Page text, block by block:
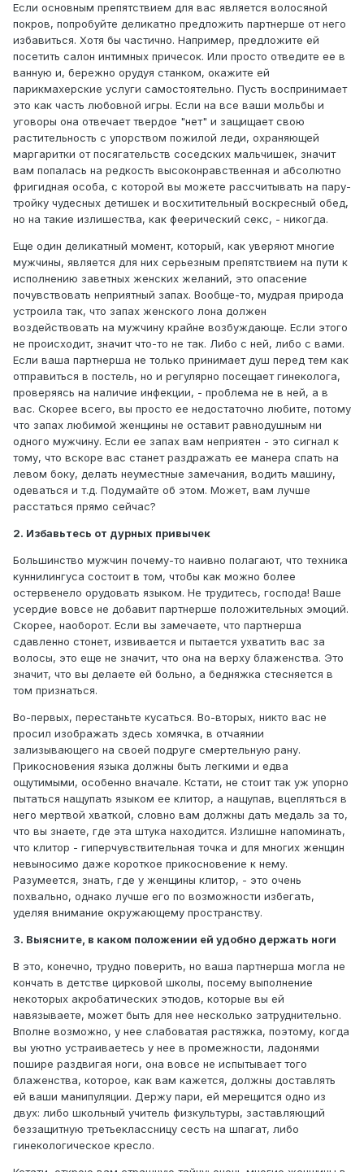
Если основным препятствием для вас является волосяной
покров, попробуйте деликатно предложить партнерше от него
избавиться. Хотя бы частично. Например, предложите ей
посетить салон интимных причесок. Или просто отведите ее в
ванную и, бережно орудуя станком, окажите ей
парикмахерские услуги самостоятельно. Пусть воспринимает
это как часть любовной игры. Если на все ваши мольбы и
уговоры она отвечает твердое "нет" и защищает свою
растительность с упорством пожилой леди, охраняющей
маргаритки от посягательств соседских мальчишек, значит
вам попалась на редкость высоконравственная и абсолютно
фригидная особа, с которой вы можете рассчитывать на пару-
тройку чудесных детишек и восхитительный воскресный обед,
но на такие излишества, как феерический секс, - никогда.
Еще один деликатный момент, который, как уверяют многие
мужчины, является для них серьезным препятствием на пути к
исполнению заветных женских желаний, это опасение
почувствовать неприятный запах. Вообще-то, мудрая природа
устроила так, что запах женского лона должен
воздействовать на мужчину крайне возбуждающе. Если этого
не происходит, значит что-то не так. Либо с ней, либо с вами.
Если ваша партнерша не только принимает душ перед тем как
отправиться в постель, но и регулярно посещает гинеколога,
проверяясь на наличие инфекции, - проблема не в ней, а в
вас. Скорее всего, вы просто ее недостаточно любите, потому
что запах любимой женщины не оставит равнодушным ни
одного мужчину. Если ее запах вам неприятен - это сигнал к
тому, что вскоре вас станет раздражать ее манера спать на
левом боку, делать неуместные замечания, водить машину,
одеваться и т.д. Подумайте об этом. Может, вам лучше
расстаться прямо сейчас?
2. Избавьтесь от дурных привычек
Большинство мужчин почему-то наивно полагают, что техника
куннилингуса состоит в том, чтобы как можно более
остервенело орудовать языком. Не трудитесь, господа! Ваше
усердие вовсе не добавит партнерше положительных эмоций.
Скорее, наоборот. Если вы замечаете, что партнерша
сдавленно стонет, извивается и пытается ухватить вас за
волосы, это еще не значит, что она на верху блаженства. Это
значит, что вы делаете ей больно, а бедняжка стесняется в
том признаться.
Во-первых, перестаньте кусаться. Во-вторых, никто вас не
просил изображать здесь хомячка, в отчаянии
зализывающего на своей подруге смертельную рану.
Прикосновения языка должны быть легкими и едва
ощутимыми, особенно вначале. Кстати, не стоит так уж упорно
пытаться нащупать языком ее клитор, а нащупав, вцепляться в
него мертвой хваткой, словно вам должны дать медаль за то,
что вы знаете, где эта штука находится. Излишне напоминать,
что клитор - гиперчувствительная точка и для многих женщин
невыносимо даже короткое прикосновение к нему.
Разумеется, знать, где у женщины клитор, - это очень
похвально, однако лучше его по возможности избегать,
уделяя внимание окружающему пространству.
3. Выясните, в каком положении ей удобно держать ноги
В это, конечно, трудно поверить, но ваша партнерша могла не
кончать в детстве цирковой школы, посему выполнение
некоторых акробатических этюдов, которые вы ей
навязываете, может быть для нее несколько затруднительно.
Вполне возможно, у нее слабоватая растяжка, поэтому, когда
вы уютно устраиваетесь у нее в промежности, ладонями
пошире раздвигая ноги, она вовсе не испытывает того
блаженства, которое, как вам кажется, должны доставлять
ей ваши манипуляции. Держу пари, ей мерещится одно из
двух: либо школьный учитель физкультуры, заставляющий
беззащитную третьеклассницу сесть на шпагат, либо
гинекологическое кресло.